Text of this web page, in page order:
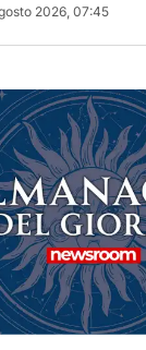
2026, 07:45